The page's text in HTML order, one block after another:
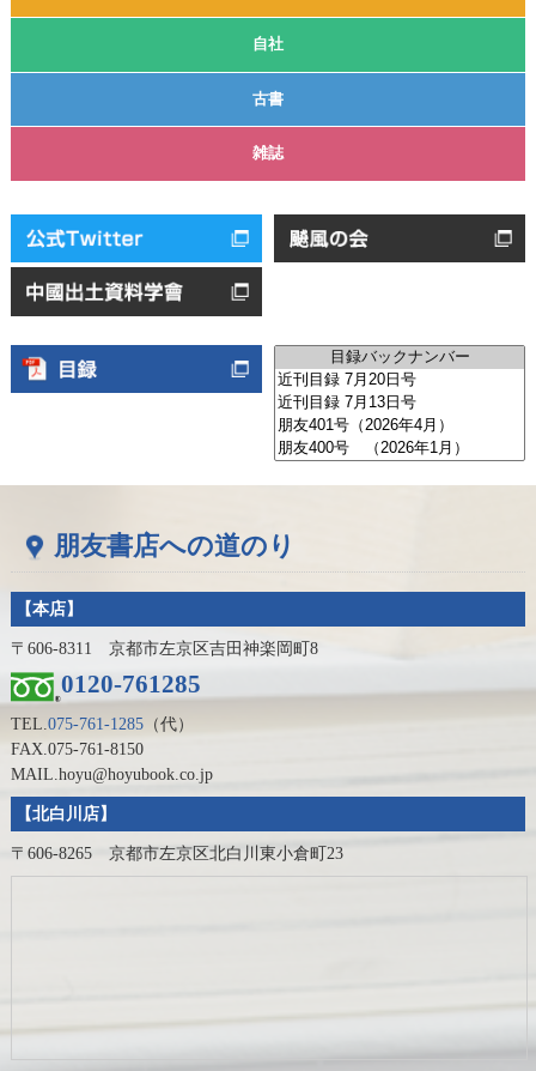
自社
古書
雑誌
朋友書店への道のり
【本店】
〒606-8311 京都市左京区吉田神楽岡町8
0120-761285
TEL.075-761-1285（代）
FAX.075-761-8150
MAIL.hoyu@hoyubook.co.jp
【北白川店】
〒606-8265 京都市左京区北白川東小倉町23